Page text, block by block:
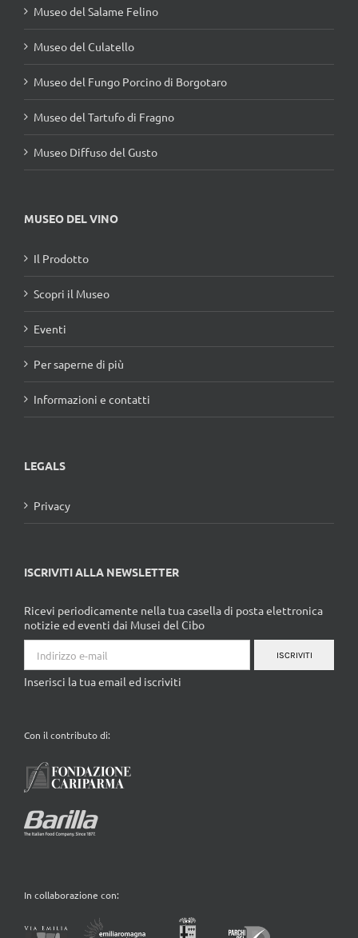
Museo del Salame Felino
Museo del Culatello
Museo del Fungo Porcino di Borgotaro
Museo del Tartufo di Fragno
Museo Diffuso del Gusto
MUSEO DEL VINO
Il Prodotto
Scopri il Museo
Eventi
Per saperne di più
Informazioni e contatti
LEGALS
Privacy
ISCRIVITI ALLA NEWSLETTER
Ricevi periodicamente nella tua casella di posta elettronica
notizie ed eventi dai Musei del Cibo
ISCRIVITI
Inserisci la tua email ed iscriviti
Con il contributo di:
In collaborazione con: